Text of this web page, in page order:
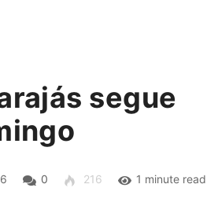
segue
0 216 1 minute read